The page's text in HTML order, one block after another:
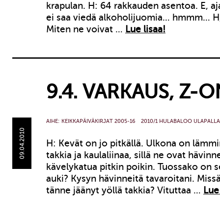
krapulan. H: 64 rakkauden asentoa. E,
ei saa viedä alkoholijuomia… hmmm…
Miten ne voivat … Lue lisaa!
9.4. VARKAUS, Z-
09.04.2010
AIHE: KEIKKAPÄIVÄKIRJAT 2005-16 2010/1 HULABALOO ULAPALLA
H: Kevät on jo pitkällä. Ulkona on
takkia ja kaulaliinaa, sillä ne ovat
kävelykatua pitkin poikin. Tuossako on
auki? Kysyn hävinneitä tavaroitani.
tänne jäänyt yöllä takkia? Vituttaa …